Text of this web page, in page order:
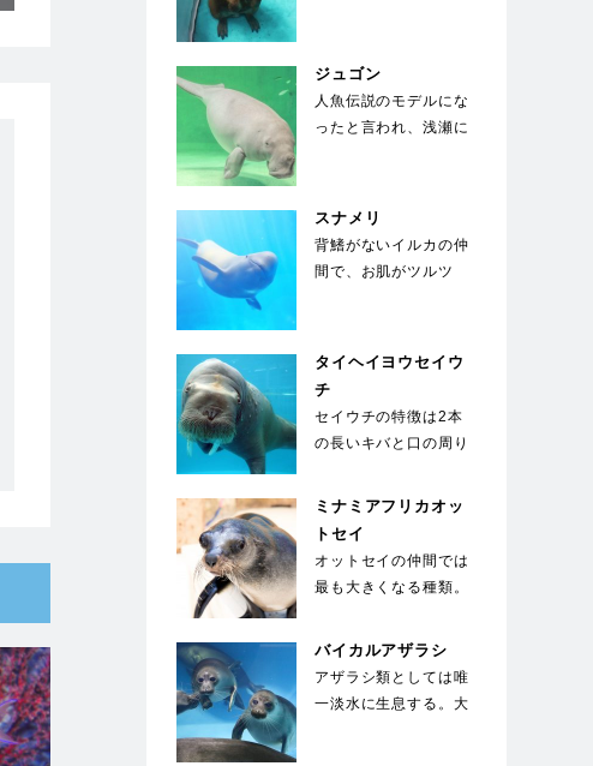
ジュゴン
人魚伝説のモデルにな
ったと言われ、浅瀬に
スナメリ
背鰭がないイルカの仲
間で、お肌がツルツ
る身…
タイヘイヨウセイウ
チ
セイウチの特徴は2本
の長いキバと口の周り
ゲ。キバは上顎の犬…
ミナミアフリカオッ
トセイ
オットセイの仲間では
最も大きくなる種類。
綿毛のような下毛が
密…
バイカルアザラシ
アザラシ類としては唯
一淡水に生息する。大